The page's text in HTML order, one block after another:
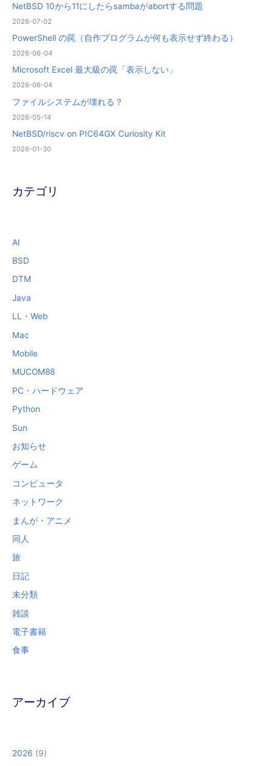
NetBSD 10から11にしたらsambaがabortする問題
2026-07-02
PowerShell の罠（自作プログラムが何も表示せず終わる）
2026-06-04
Microsoft Excel 最大級の罠「表示しない」
2026-06-04
ファイルシステムが壊れる？
2026-05-14
NetBSD/riscv on PIC64GX Curiosity Kit
2026-01-30
カテゴリ
AI
BSD
DTM
Java
LL・Web
Mac
Mobile
MUCOM88
PC・ハードウェア
Python
Sun
お知らせ
ゲーム
コンピュータ
ネットワーク
まんが・アニメ
同人
旅
日記
未分類
雑談
電子書籍
食事
アーカイブ
2026 (9)